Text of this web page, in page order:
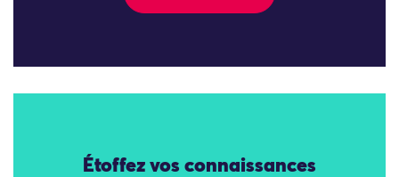
Étoffez vos connaissances